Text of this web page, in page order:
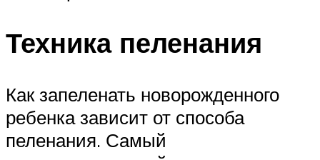
Техника пеленания
Как запеленать новорожденного
ребенка зависит от способа
пеленания. Самый